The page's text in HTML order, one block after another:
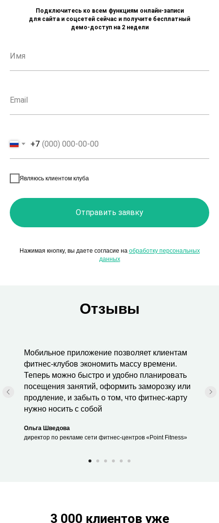
Подключитесь ко всем функциям онлайн-записи
для сайта и соцсетей сейчас и получите бесплатный
демо-доступ на 2 недели
Имя
Email
+7
Являюсь клиентом клуба
Отправить заявку
Нажимая кнопку, вы даете согласие на обработку персональных
данных
Отзывы
Мобильное приложение позволяет клиентам
фитнес-клубов экономить массу времени.
Теперь можно быстро и удобно планировать
посещения занятий, оформить заморозку или
продление, и забыть о том, что фитнес-карту
нужно носить с собой
Ольга Шведова
директор по рекламе сети фитнес-центров «Point Fitness»
3 000 клиентов уже